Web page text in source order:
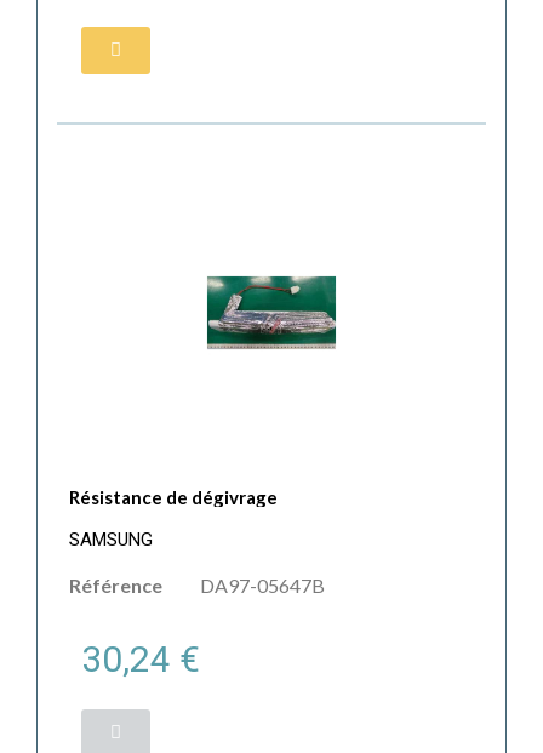
Résistance de dégivrage
SAMSUNG
Référence DA97-05647B
30,24 €